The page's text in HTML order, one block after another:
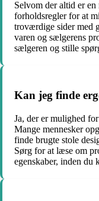
Selvom der altid er
forholdsregler for at
troværdige sider med
varen og sælgerens
sælgeren og stille
Kan jeg finde
Ja, der er mulighed
Mange mennesker
finde brugte stole
Sørg for at læse om
egenskaber, inden du